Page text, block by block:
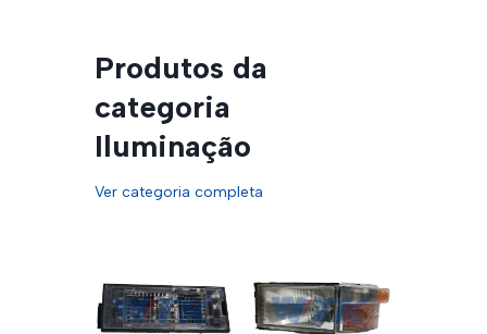
Produtos da
categoria
Iluminação
Ver categoria completa